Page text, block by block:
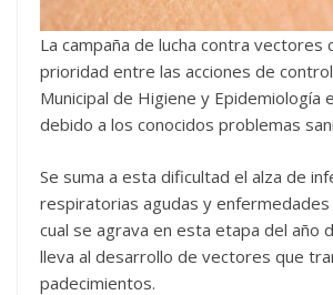
La campaña de lucha contra vectores
prioridad entre las acciones de
Municipal de Higiene y Epidemiología
debido a los conocidos problemas
Se suma a esta dificultad el alza de
respiratorias agudas y enfermedades
cual se agrava en esta etapa del año
lleva al desarrollo de vectores que
padecimientos.